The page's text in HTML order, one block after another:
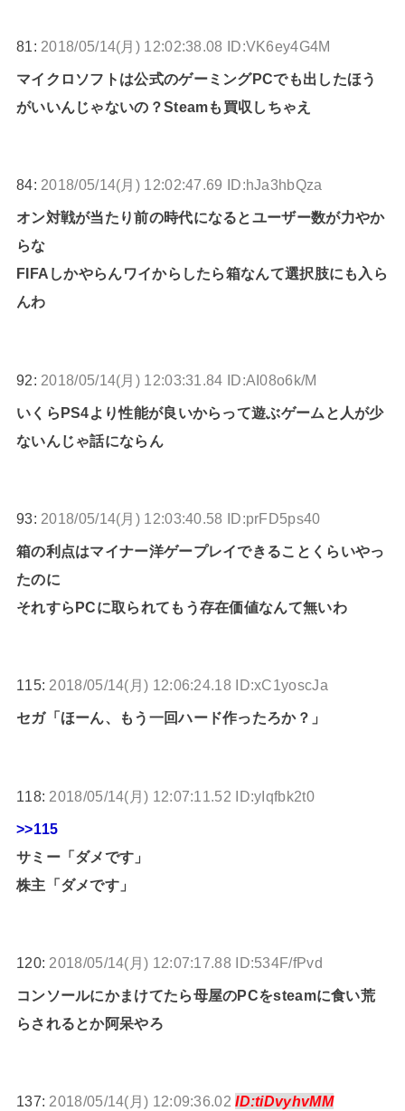
81: 2018/05/14(月) 12:02:38.08 ID:VK6ey4G4M
マイクロソフトは公式のゲーミングPCでも出したほう
がいいんじゃないの？Steamも買収しちゃえ
84: 2018/05/14(月) 12:02:47.69 ID:hJa3hbQza
オン対戦が当たり前の時代になるとユーザー数が力やか
らな
FIFAしかやらんワイからしたら箱なんて選択肢にも入ら
んわ
92: 2018/05/14(月) 12:03:31.84 ID:AI08o6k/M
いくらPS4より性能が良いからって遊ぶゲームと人が少
ないんじゃ話にならん
93: 2018/05/14(月) 12:03:40.58 ID:prFD5ps40
箱の利点はマイナー洋ゲープレイできることくらいやっ
たのに
それすらPCに取られてもう存在価値なんて無いわ
115: 2018/05/14(月) 12:06:24.18 ID:xC1yoscJa
セガ「ほーん、もう一回ハード作ったろか？」
118: 2018/05/14(月) 12:07:11.52 ID:yIqfbk2t0
>>115
サミー「ダメです」
株主「ダメです」
120: 2018/05/14(月) 12:07:17.88 ID:534F/fPvd
コンソールにかまけてたら母屋のPCをsteamに食い荒
らされるとか阿呆やろ
137: 2018/05/14(月) 12:09:36.02ID:tiDvyhvMM